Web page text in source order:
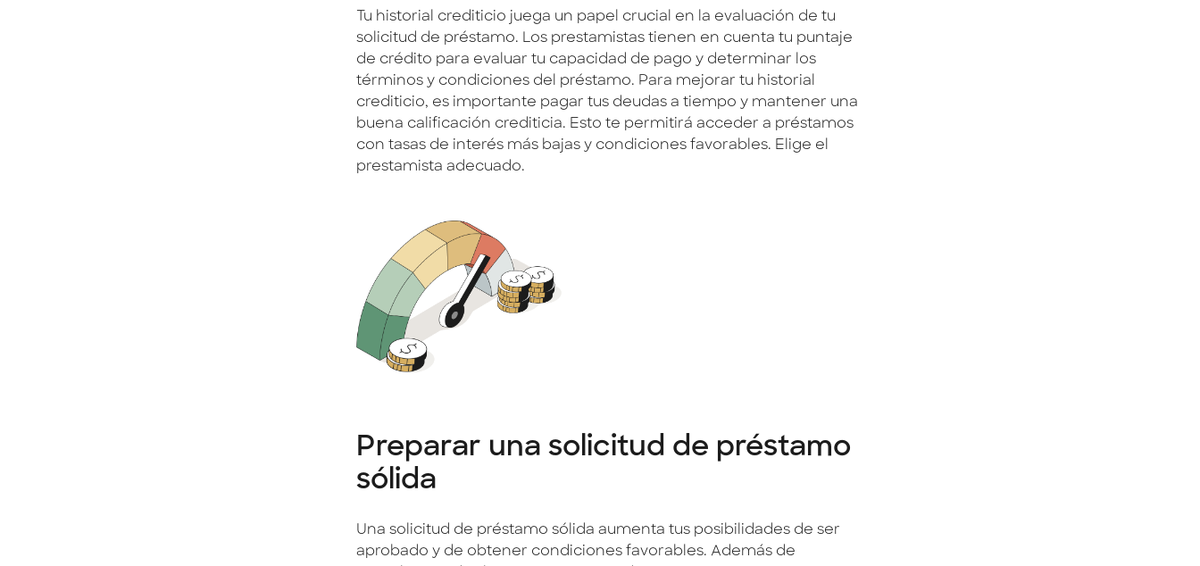
Tu historial crediticio juega un papel crucial en la evaluación de tu
solicitud de préstamo. Los prestamistas tienen en cuenta tu puntaje
de crédito para evaluar tu capacidad de pago y determinar los
términos y condiciones del préstamo. Para mejorar tu historial
crediticio, es importante pagar tus deudas a tiempo y mantener una
buena calificación crediticia. Esto te permitirá acceder a préstamos
con tasas de interés más bajas y condiciones favorables. Elige el
prestamista adecuado.
Preparar una solicitud de préstamo
sólida
Una solicitud de préstamo sólida aumenta tus posibilidades de ser
aprobado y de obtener condiciones favorables. Además de